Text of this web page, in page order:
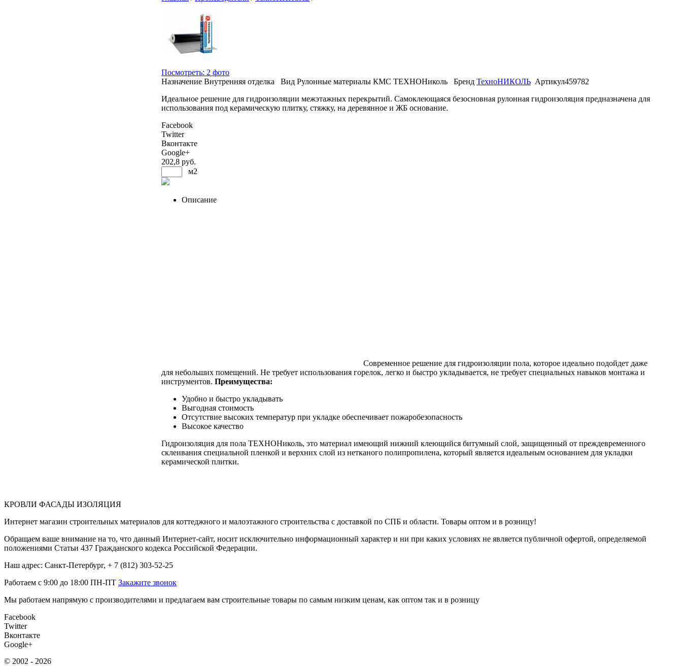
Посмотреть: 2 фото
Назначение Внутренняя отделка Вид Рулонные материалы КМС ТЕХНОНиколь Бренд ТехноНИКОЛЬ Артикул459782
Идеальное решение для гидроизоляции межэтажных перекрытий. Самоклеющаяся безосновная рулонная гидроизоляция предназначена для
использования под керамическую плитку, стяжку, на деревянное и ЖБ основание.
Facebook
Twitter
Вконтакте
Google+
202,8 руб.
м2
Описание
Современное решение для гидроизоляции пола, которое идеально подойдет даже
для небольших помещений. Не требует использования горелок, легко и быстро укладывается, не требует специальных навыков монтажа и
инструментов. Преимущества:
Удобно и быстро укладывать
Выгодная стоимость
Отсутствие высоких температур при укладке обеспечивает пожаробезопасность
Высокое качество
Гидроизоляция для пола ТЕХНОНиколь, это материал имеющий нижний клеющийся битумный слой, защищенный от преждевременного
склеивания специальной пленкой и верхних слой из нетканого полипропилена, который является идеальным основанием для укладки
керамической плитки.
КРОВЛИ ФАСАДЫ ИЗОЛЯЦИЯ
Интернет магазин строительных материалов для коттеджного и малоэтажного строительства с доставкой по СПБ и области. Товары оптом и в розницу!
Обращаем ваше внимание на то, что данный Интернет-сайт, носит исключительно информационный характер и ни при каких условиях не является публичной офертой, определяемой
положениями Статьи 437 Гражданского кодекса Российской Федерации.
Наш адрес: Санкт-Петербург, + 7 (812) 303-52-25
Работаем с 9:00 до 18:00 ПН-ПТ Закажите звонок
Мы работаем напрямую с производителями и предлагаем вам строительные товары по самым низким ценам, как оптом так и в розницу
Facebook
Twitter
Вконтакте
Google+
© 2002 - 2026